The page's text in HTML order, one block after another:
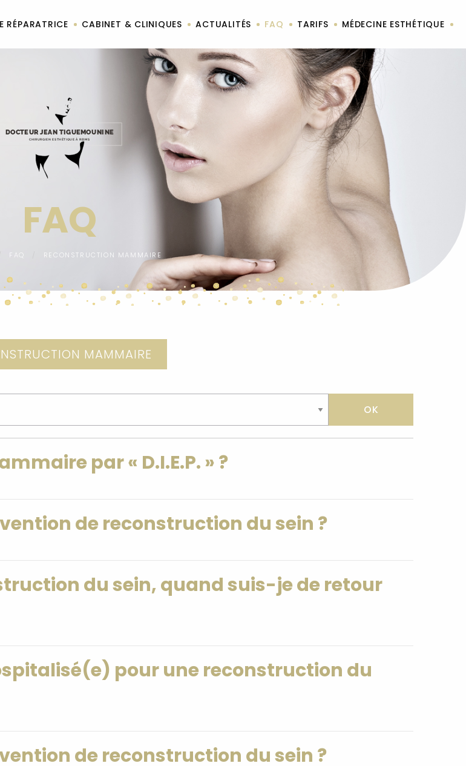
RÉPARATRICE CABINET & CLINIQUES ACTUALITÉS FAQ TARIFS MÉDECINE ESTHÉTIQUE
DOCTEUR JEAN TIGUEMOUNINE
CHIRURGIEN ESTHÉTIQUE À REIMS
FAQ
FAQ RECONSTRUCTION MAMMAIRE
MAMMAIRE
par « D.I.E.P. » ?
de reconstruction du sein ?
du sein, quand suis-je de retour
pour une reconstruction du
de reconstruction du sein ?